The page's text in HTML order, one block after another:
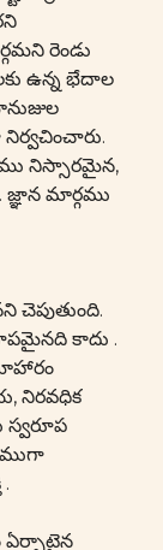
రెండు
ఉన్న భేదాల
నిస్సారమైన,
మార్గము
చెపుతుంది.
కాదు .
నిరవధిక
స్వరూప
ఏర్పాటైన